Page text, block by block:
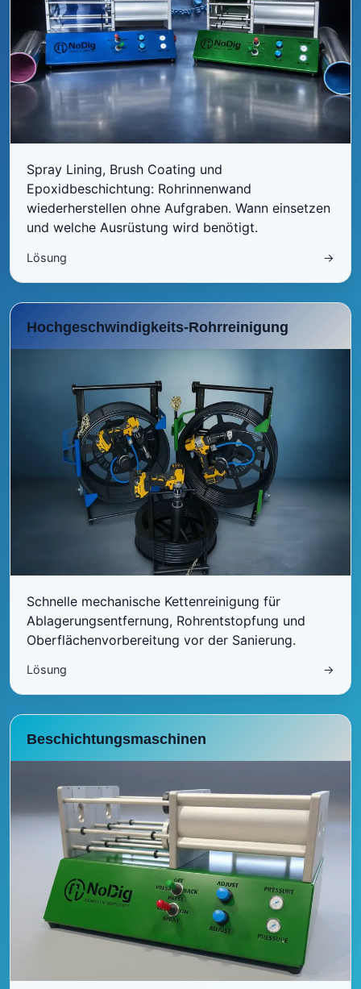
Spray Lining, Brush Coating und
Epoxidbeschichtung: Rohrinnenwand
wiederherstellen ohne Aufgraben. Wann einsetzen
und welche Ausrüstung wird benötigt.
Lösung →
Hochgeschwindigkeits-Rohrreinigung
Schnelle mechanische Kettenreinigung für
Ablagerungsentfernung, Rohrentstopfung und
Oberflächenvorbereitung vor der Sanierung.
Lösung →
Beschichtungsmaschinen